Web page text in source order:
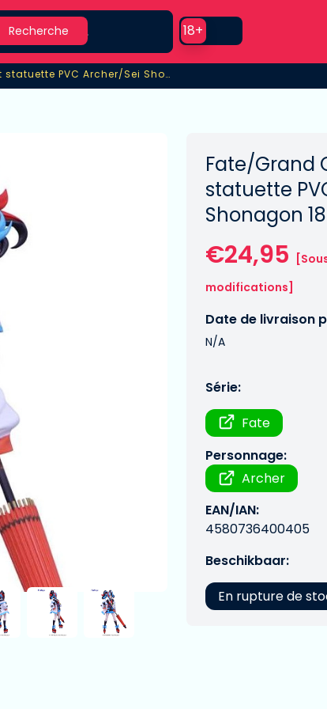
Recherche
Use setting
18+
PVC Archer/Sei Shonagon
/Grand Order SSS Servant statuette PVC Archer/Sei Shonagon
Fate/Grand
statuette
Shonagon
€24,95
modifications]
Date de livraison
N/A
Série:
Fate
Personnage:
Archer
EAN/IAN:
4580736400405
Beschikbaar:
En rupture de